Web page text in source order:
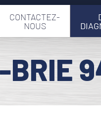
CONTACTEZ-
NOUS
BRIE